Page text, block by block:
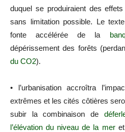
duquel se produiraient des
sans limitation possible. Le
fonte accélérée de la
dépérissement des forêts
du CO2).
• l’urbanisation accroîtra
extrêmes et les cités côtières
subir la combinaison de
l’élévation du niveau de la meret